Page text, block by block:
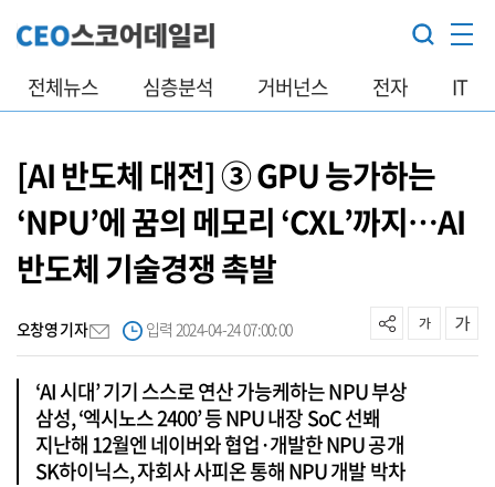
전체뉴스 심층분석 거버넌스 전자 IT
[AI 반도체 대전] ③ GPU 능가하는
‘NPU’에 꿈의 메모리 ‘CXL’까지…AI
반도체 기술경쟁 촉발
오창영 기자 입력 2024-04-24 07:00:00
‘AI 시대’ 기기 스스로 연산 가능케하는 NPU 부상
삼성, ‘엑시노스 2400’ 등 NPU 내장 SoC 선봬
지난해 12월엔 네이버와 협업·개발한 NPU 공개
SK하이닉스, 자회사 사피온 통해 NPU 개발 박차